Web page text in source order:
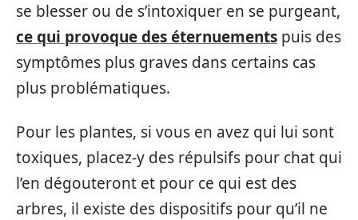
se blesser ou de s’intoxiquer en se purgeant,
ce qui provoque des éternuements puis des
symptômes plus graves dans certains cas
plus problématiques.
Pour les plantes, si vous en avez qui lui sont
toxiques, placez-y des répulsifs pour chat qui
l’en dégouteront et pour ce qui est des
arbres, il existe des dispositifs pour qu’il ne